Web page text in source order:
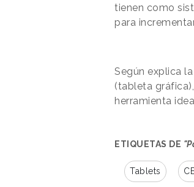
tienen como
para
Según explica
(tableta gráfica)
herramienta
ETIQUETAS DE
Tablets